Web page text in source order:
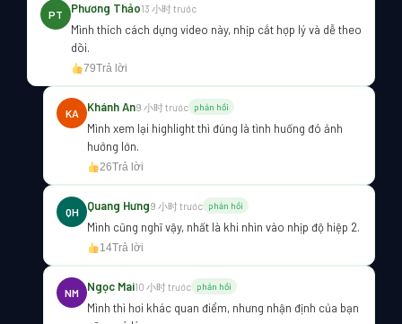
PT Phương Thảo13 小时 trước
Mình thích cách dựng video này, nhịp cắt hợp lý và dễ theo
dõi.
79Trả lời
KA Khánh An9 小时 trước phản hồi
Mình xem lại highlight thì đúng là tình huống đó ảnh
hưởng lớn.
26Trả lời
QH Quang Hưng9 小时 trước phản hồi
Mình cũng nghĩ vậy, nhất là khi nhìn vào nhịp độ hiệp 2.
14Trả lời
NM Ngọc Mai10 小时 trước phản hồi
Mình thì hơi khác quan điểm, nhưng nhận định của bạn